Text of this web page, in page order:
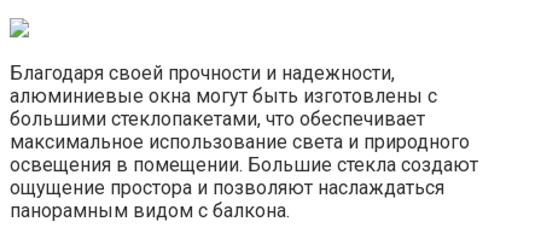
Благодаря своей прочности и надежности,
алюминиевые окна могут быть изготовлены с
большими стеклопакетами, что обеспечивает
максимальное использование света и природного
освещения в помещении.​ Большие стекла создают
ощущение простора и позволяют наслаждаться
панорамным видом с балкона.​